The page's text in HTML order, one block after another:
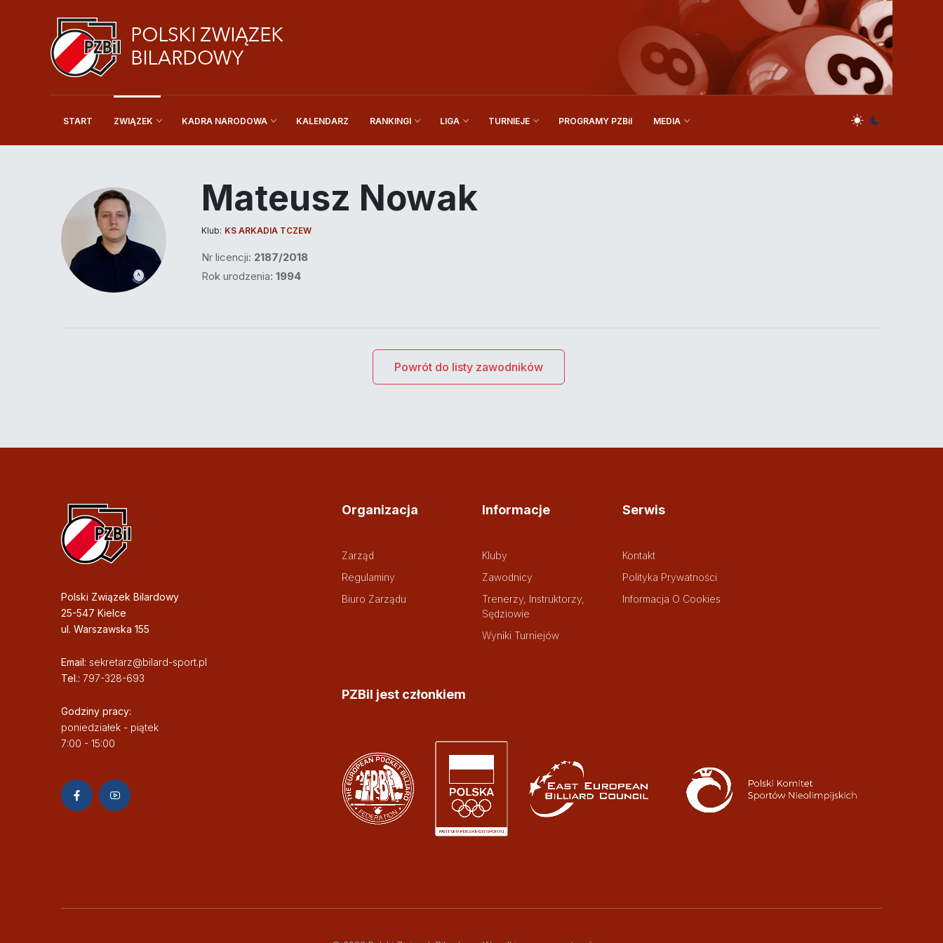
START ZWIĄZEK KADRA NARODOWA KALENDARZ RANKINGI LIGA TURNIEJE PROGRAMY PZBil MEDIA
Mateusz Nowak
Klub: KS ARKADIA TCZEW
Nr licencji: 2187/2018
Rok urodzenia: 1994
Powrót do listy zawodników
Polski Związek Bilardowy
25-547 Kielce
ul. Warszawska 155
Email: sekretarz@bilard-sport.pl
Tel.: 797-328-693
Godziny pracy:
poniedziałek - piątek
7:00 - 15:00
Organizacja
Zarząd
Regulaminy
Biuro Zarządu
Informacje
Kluby
Zawodnicy
Trenerzy, Instruktorzy,
Sędziowie
Wyniki Turniejów
Serwis
Kontakt
Polityka Prywatności
Informacja O Cookies
PZBil jest członkiem